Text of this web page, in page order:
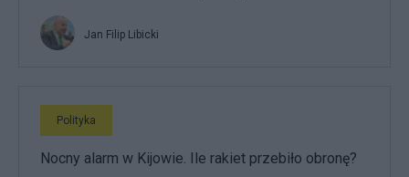
Jan Filip Libicki
Polityka
Nocny alarm w Kijowie. Ile rakiet przebiło obronę?